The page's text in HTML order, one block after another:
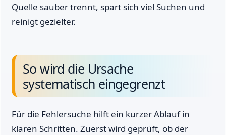
Quelle sauber trennt, spart sich viel Suchen und
reinigt gezielter.
So wird die Ursache
systematisch eingegrenzt
Für die Fehlersuche hilft ein kurzer Ablauf in
klaren Schritten. Zuerst wird geprüft, ob der